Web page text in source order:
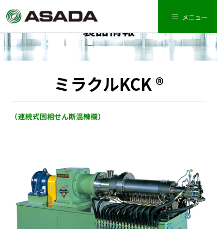
メニュー
製品情報
ミラクルKCK ®
（連続式固相せん断混練機）